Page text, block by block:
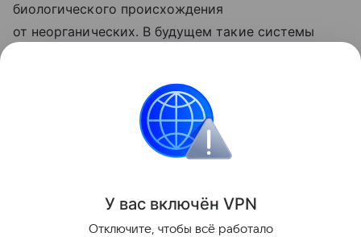
биологического происхождения
от неорганических. В будущем такие системы
на Марсе, Луне и других небесных телах.
Поделиться
У вас включён VPN
Отключите, чтобы всё работало